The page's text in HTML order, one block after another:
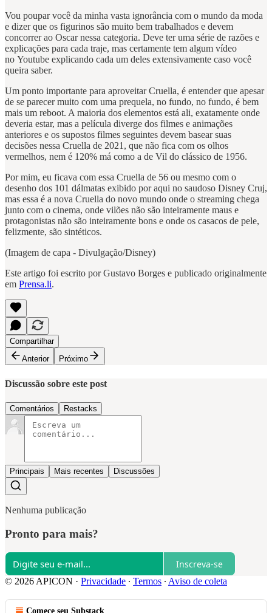
Vou poupar você da minha vasta ignorância com o mundo da moda
e dizer que os figurinos são muito bem trabalhados e devem
concorrer ao Oscar nessa categoria. Deve ter uma série de razões e
explicações para cada traje, mas certamente tem algum vídeo
no Youtube explicando cada um deles extensivamente caso você
queira saber.
Um ponto importante para aproveitar Cruella, é entender que apesar
de se parecer muito com uma prequela, no fundo, no fundo, é bem
mais um reboot. A maioria dos elementos está ali, exatamente onde
deveria estar, mas a película diverge dos filmes e animações
anteriores e os supostos filmes seguintes devem basear suas
decisões nessa Cruella de 2021, que não fica com os olhos
vermelhos, nem é 120% má como a de Vil do clássico de 1956.
Por mim, eu ficava com essa Cruella de 56 ou mesmo com o
desenho dos 101 dálmatas exibido por aqui no saudoso Disney Cruj,
mas essa é a nova Cruella do novo mundo onde o streaming chega
junto com o cinema, onde vilões não são inteiramente maus e
protagonistas não são inteiramente bons e onde os casacos de pele,
felizmente, são sintéticos.
(Imagem de capa - Divulgação/Disney)
Este artigo foi escrito por Gustavo Borges e publicado originalmente
em Prensa.li.
Compartilhar
Anterior
Próximo
Discussão sobre este post
Comentários Restacks
Principais Mais recentes Discussões
Nenhuma publicação
Pronto para mais?
Inscreva-se
© 2026 APICON · Privacidade ∙ Termos ∙ Aviso de coleta
Comece seu Substack